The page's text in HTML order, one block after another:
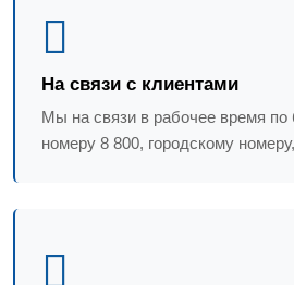
На связи с клиентами
Мы на связи в рабочее время по
номеру 8 800, городскому